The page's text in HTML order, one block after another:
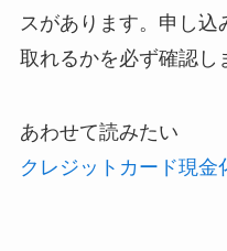
スがあります。申し
取れるかを必ず確認し
あわせて読みたい
クレジットカード現金